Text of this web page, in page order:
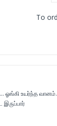
To
ஓங்கி உயர்ந்த